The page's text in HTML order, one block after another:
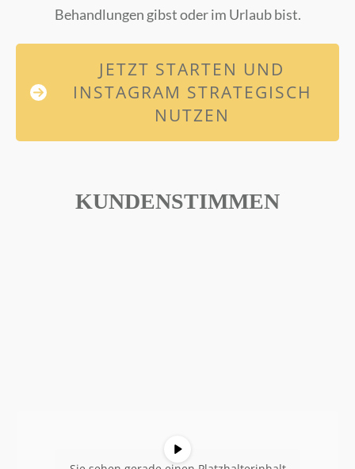
Behandlungen gibst oder im Urlaub bist.
JETZT STARTEN UND
INSTAGRAM STRATEGISCH
NUTZEN
KUNDENSTIMMEN